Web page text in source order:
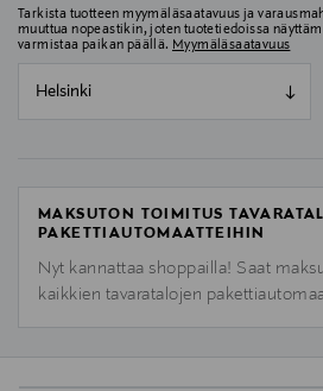
Tarkista tuotteen myymäläsaatavuus ja
muuttua nopeastikin, joten tuotetiedoissa
varmistaa paikan päällä. Myymäläsaatavuus
Helsinki
MAKSUTON TOIMITUS
PAKETTIAUTOMAATTEIHIN
Nyt kannattaa shoppailla! Saat
kaikkien tavaratalojen